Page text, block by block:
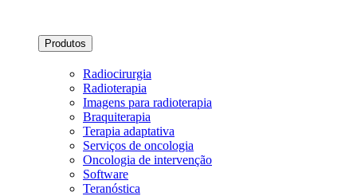
Produtos
Radiocirurgia
Radioterapia
Imagens para radioterapia
Braquiterapia
Terapia adaptativa
Serviços de oncologia
Oncologia de intervenção
Software
Teranóstica